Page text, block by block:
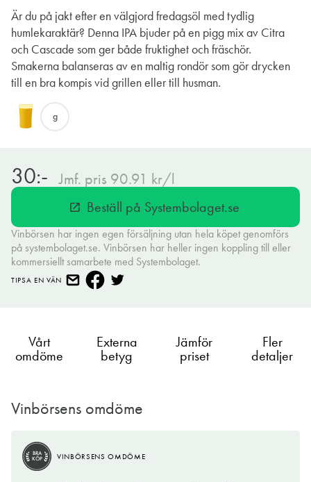
Är du på jakt efter en välgjord fredagsöl med tydlig
humlekaraktär? Denna IPA bjuder på en pigg mix av Citra
och Cascade som ger både fruktighet och fräschör.
Smakerna balanseras av en maltig rondör som gör drycken
till en bra kompis vid grillen eller till husman.
g
30:- Jmf. pris 90.91 kr/l
open_in_new Beställ på Systembolaget.se
Vinbörsen har ingen egen försäljning utan hela köpet genomförs
på systembolaget.se. Vinbörsen har heller ingen koppling till eller
kommersiellt samarbete med Systembolaget.
TIPSA EN VÄN
Vårt
omdöme
Externa
betyg
Jämför
priset
Fler
detaljer
Vinbörsens omdöme
BRA
KÖP
VINBÖRSENS OMDÖME